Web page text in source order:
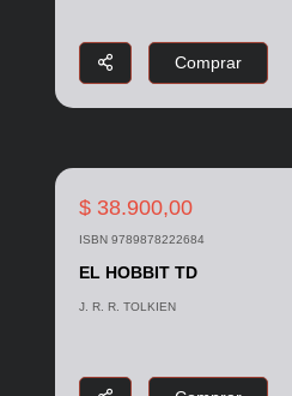
Comprar
$ 38.900,00
ISBN 9789878222684
EL HOBBIT TD
J. R. R. TOLKIEN